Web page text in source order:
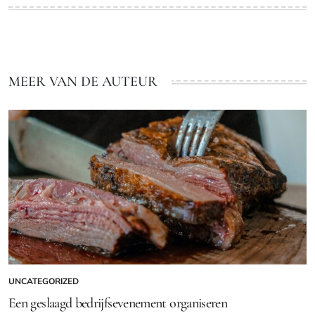
MEER VAN DE AUTEUR
GEPLAATST
IN
UNCATEGORIZED
Een geslaagd bedrijfsevenement organiseren